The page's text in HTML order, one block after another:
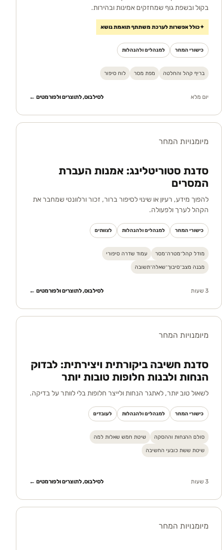
בקול ובשפת גוף שמחזקים אמינות ובהירות.
✦כולל אפשרות לערכת משתתף תואמת נושא
כישורי המחר למנהלים ולהנהלות
בריף קהל והחלטה מפת מסר לוח סיפור
יום מלא לסילבוס, לתוצרים ולפורמטים ←
מיומנויות המחר
סדנת סטוריטלינג: אמנות העברת
המסרים
להפוך מידע, רעיון או שינוי לסיפור ברור, זכור ורלוונטי שמחבר את
הקהל לערך ולפעולה.
כישורי המחר למנהלים ולהנהלות לצוותים
מודל קהל־מטרה־מסר עמוד שדרה סיפורי
מבנה מצב־סיבוך־שאלה־תשובה
3 שעות לסילבוס, לתוצרים ולפורמטים ←
מיומנויות המחר
סדנת חשיבה ביקורתית ויצירתית: לבדוק
הנחות ולבנות חלופות טובות יותר
לשאול טוב יותר, לאתגר הנחות ולייצר חלופות בלי לוותר על בדיקה.
כישורי המחר למנהלים ולהנהלות לעובדים
סולם ההנחות וההסקה שיטת חמש שאלות למה
שיטת ששת כובעי החשיבה
3 שעות לסילבוס, לתוצרים ולפורמטים ←
מיומנויות המחר